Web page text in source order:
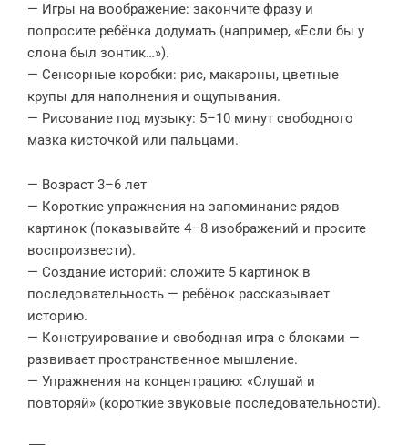
— Игры на воображение: закончите фразу и
попросите ребёнка додумать (например, «Если бы у
слона был зонтик…»).
— Сенсорные коробки: рис, макароны, цветные
крупы для наполнения и ощупывания.
— Рисование под музыку: 5–10 минут свободного
мазка кисточкой или пальцами.
— Возраст 3–6 лет
— Короткие упражнения на запоминание рядов
картинок (показывайте 4–8 изображений и просите
воспроизвести).
— Создание историй: сложите 5 картинок в
последовательность — ребёнок рассказывает
историю.
— Конструирование и свободная игра с блоками —
развивает пространственное мышление.
— Упражнения на концентрацию: «Слушай и
повторяй» (короткие звуковые последовательности).